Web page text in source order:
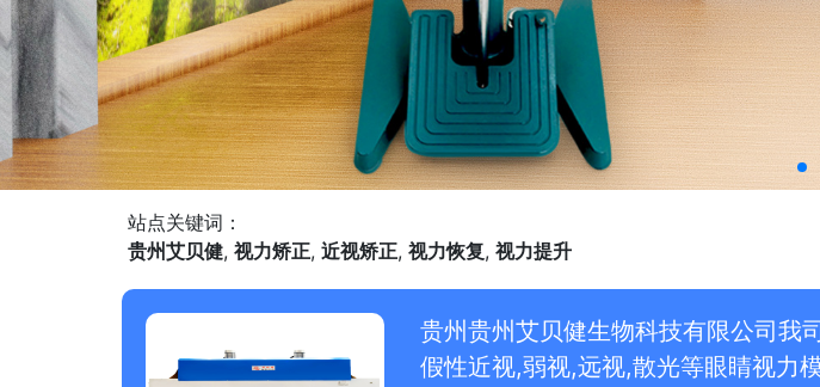
站点关键词：
贵州艾贝健, 视力矫正, 近视矫正, 视力恢复, 视力提升
贵州贵州艾贝健生物科技有限公司我
假性近视,弱视,远视,散光等眼睛视力